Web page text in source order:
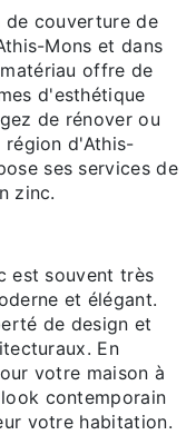
couverture de
Mons et dans
offre de
d'esthétique
de rénover ou
d'Athis-
ses services de
zinc.
est souvent très
et élégant.
de design et
En
votre maison à
contemporain
votre habitation.